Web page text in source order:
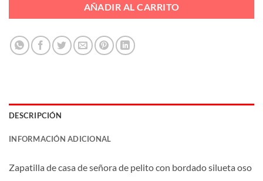
AÑADIR AL CARRITO
DESCRIPCIÓN
INFORMACIÓN ADICIONAL
Zapatilla de casa de señora de pelito con bordado silueta oso